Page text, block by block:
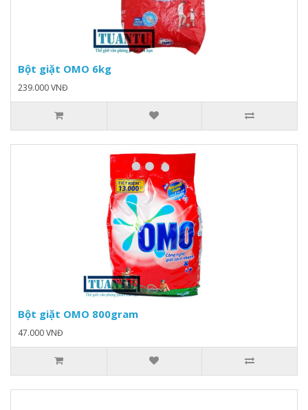
Bột giặt OMO 6kg
239.000 VNĐ
Bột giặt OMO 800gram
47.000 VNĐ